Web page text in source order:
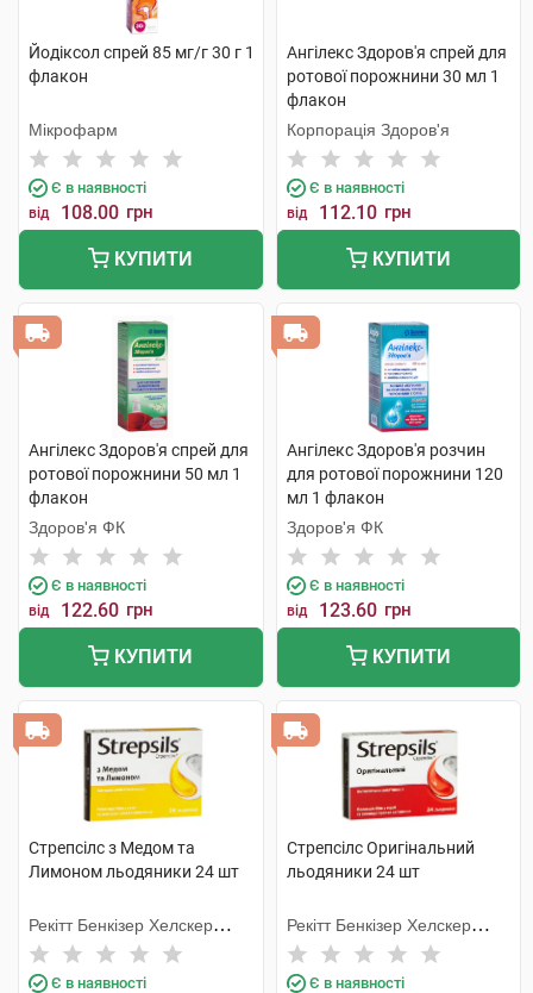
Йодіксол спрей 85 мг/г 30 г 1
флакон
Мікрофарм
Є в наявності
від 108.00 грн
КУПИТИ
Ангілекс Здоров'я спрей для
ротової порожнини 30 мл 1
флакон
Корпорація Здоров'я
Є в наявності
від 112.10 грн
КУПИТИ
Ангілекс Здоров'я спрей для
ротової порожнини 50 мл 1
флакон
Здоров'я ФК
Є в наявності
від 122.60 грн
КУПИТИ
Ангілекс Здоров'я розчин
для ротової порожнини 120
мл 1 флакон
Здоров'я ФК
Є в наявності
від 123.60 грн
КУПИТИ
Стрепсілс з Медом та
Лимоном льодяники 24 шт
Рекітт Бенкізер Хелскер
Інтернешнл
Є в наявності
Стрепсілс Оригінальний
льодяники 24 шт
Рекітт Бенкізер Хелскер
Інтернешнл
Є в наявності